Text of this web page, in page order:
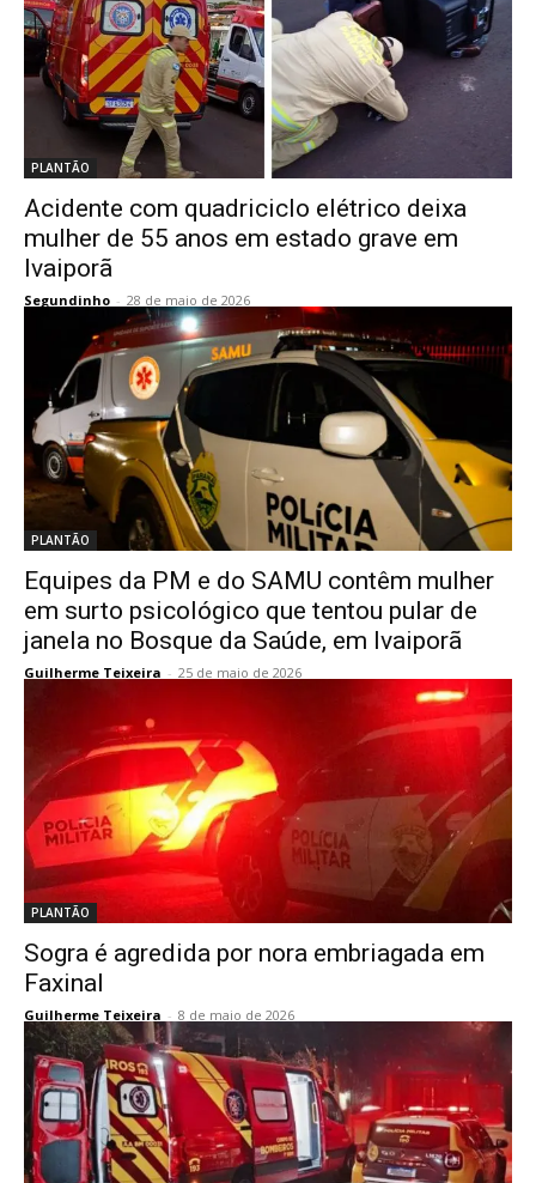
PLANTÃO
Acidente com quadriciclo elétrico deixa
mulher de 55 anos em estado grave em
Ivaiporã
Segundinho - 28 de maio de 2026
PLANTÃO
Equipes da PM e do SAMU contêm mulher
em surto psicológico que tentou pular de
janela no Bosque da Saúde, em Ivaiporã
Guilherme Teixeira - 25 de maio de 2026
PLANTÃO
Sogra é agredida por nora embriagada em
Faxinal
Guilherme Teixeira - 8 de maio de 2026